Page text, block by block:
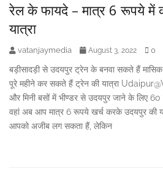
रेल के फायदे – मात्र 6 रूपये
यात्रा
vatanjaymedia August 3, 2022 0
बड़ीसादड़ी से उदयपुर ट्रेन के बनवा सकते हैं
पूरे महीने कर सकते हैं ट्रेन की यात्रा
और मिनी बसों में भीण्डर से उदयपुर जाने के लिए
वहां अब आप मात्र 6 रूपये खर्च करके उदयपुर की
आपको अजीब लग सकता हैं, लेकिन